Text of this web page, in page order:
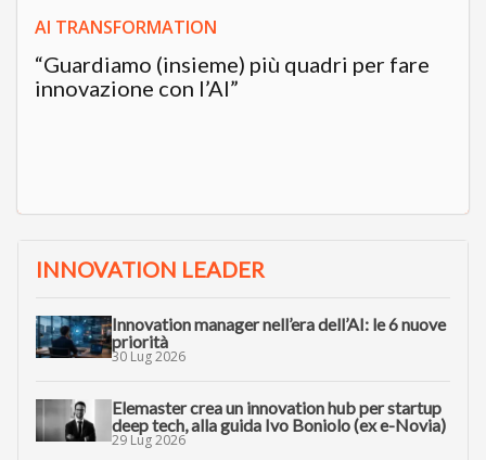
AI TRANSFORMATION
“Guardiamo (insieme) più quadri per fare
innovazione con l’AI”
INNOVATION LEADER
Innovation manager nell’era dell’AI: le 6 nuove
priorità
30 Lug 2026
Elemaster crea un innovation hub per startup
deep tech, alla guida Ivo Boniolo (ex e-Novia)
29 Lug 2026